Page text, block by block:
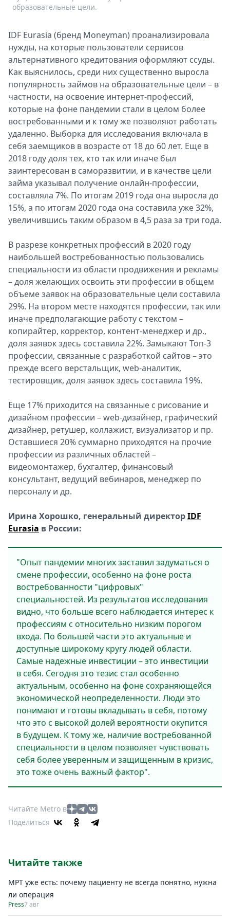
Спецпроекты
Выборы
2026
Скачай
Metro
образовательные цели.
IDF Eurasia (бренд Moneyman) проанализировала
нужды, на которые пользователи сервисов
альтернативного кредитования оформляют ссуды.
Как выяснилось, среди них существенно выросла
популярность займов на образовательные цели – в
частности, на освоение интернет-профессий,
которые на фоне пандемии стали в целом более
востребованными и к тому же позволяют работать
удаленно. Выборка для исследования включала в
себя заемщиков в возрасте от 18 до 60 лет. Еще в
2018 году доля тех, кто так или иначе был
заинтересован в саморазвитии, и в качестве цели
займа указывал получение онлайн-профессии,
составляла 7%. По итогам 2019 года она выросла до
15%, а по итогам 2020 года она составила уже 32%,
увеличившись таким образом в 4,5 раза за три года.
В разрезе конкретных профессий в 2020 году
наибольшей востребованностью пользовались
специальности из области продвижения и рекламы
– доля желающих освоить эти профессии в общем
объеме заявок на образовательные цели составила
29%. На втором месте находятся профессии, так или
иначе предполагающие работу с текстом –
копирайтер, корректор, контент-менеджер и др.,
доля заявок здесь составила 22%. Замыкают Топ-3
профессии, связанные с разработкой сайтов – это
прежде всего верстальщик, web-аналитик,
тестировщик, доля заявок здесь составила 19%.
Еще 17% приходится на связанные с рисование и
дизайном профессии – web-дизайнер, графический
дизайнер, ретушер, коллажист, визуализатор и пр.
Оставшиеся 20% суммарно приходятся на прочие
профессии из различных областей –
видеомонтажер, бухгалтер, финансовый
консультант, ведущий вебинаров, менеджер по
персоналу и др.
Ирина Хорошко, генеральный директорIDF
Eurasia в России:
"Опыт пандемии многих заставил задуматься о
смене профессии, особенно на фоне роста
востребованности "цифровых"
специальностей. Из результатов исследования
видно, что больше всего наблюдается интерес к
профессиям с относительно низким порогом
входа. По большей части это актуальные и
доступные широкому кругу людей области.
Самые надежные инвестиции – это инвестиции
в себя. Сегодня это тезис стал особенно
актуальным, особенно на фоне сохраняющейся
экономической неопределенности. Люди это
понимают и готовы вкладывать в себя, потому
что это с высокой долей вероятности окупится
в будущем. К тому же, наличие востребованной
специальности в целом позволяет чувствовать
себя более уверенным и защищенным в кризис,
это тоже очень важный фактор".
Читайте Metro в
Поделиться
Читайте также
МРТ уже есть: почему пациенту не всегда понятно, нужна
ли операция
Press7 авг